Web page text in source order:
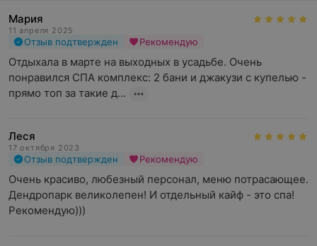
Мария
11 апреля 2025
Отзыв подтвержден Рекомендую
Отдыхала в марте на выходных в усадьбе. Очень
понравился СПА комплекс: 2 бани и джакузи с купелью -
прямо топ за такие д...
Леся
17 октября 2023
Отзыв подтвержден Рекомендую
Очень красиво, любезный персонал, меню потрасающее.
Дендропарк великолепен! И отдельный кайф - это спа!
Рекомендую)))